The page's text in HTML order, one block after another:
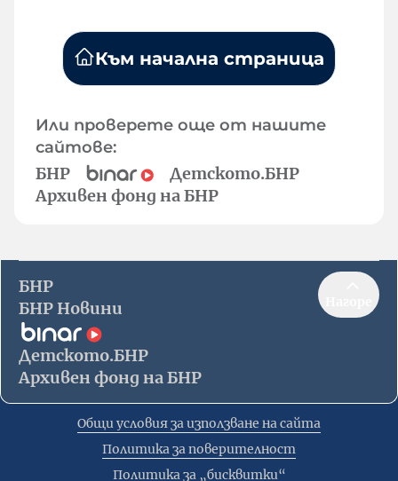
Към начална страница
Или проверете още от нашите
сайтове:
БНР
Детското.БНР
Архивен фонд на БНР
БНР
БНР Новини
Детското.БНР
Архивен фонд на БНР
Общи условия за използване на сайта
Политика за поверителност
Политика за „бисквитки“